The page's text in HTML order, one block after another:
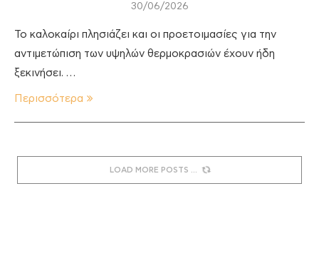
30/06/2026
Το καλοκαίρι πλησιάζει και οι προετοιμασίες για την
αντιμετώπιση των υψηλών θερμοκρασιών έχουν ήδη
ξεκινήσει. …
Περισσότερα
LOAD MORE POSTS